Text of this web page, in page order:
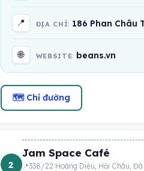
📍 ĐỊA CHỈ 186 Phan Châu
🌐 WEBSITE beans.vn
🗺 Chỉ đường
2
Jam Space Café
338/22 Hoàng Diệu, Hải Châu,